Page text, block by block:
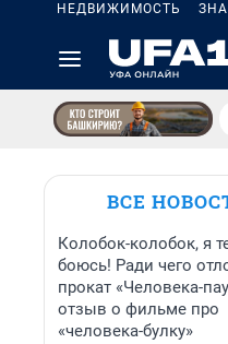
НЕДВИЖИМОСТЬ
ВСЕ
Колобок-колобок, я
боюсь! Ради чего
прокат «Человека-
отзыв о фильме про
«человека-булку»